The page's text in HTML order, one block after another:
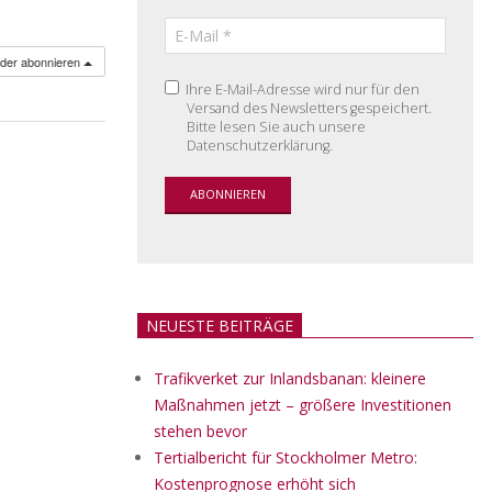
abonnieren
Ihre E-Mail-Adresse wird nur für den
Versand des Newsletters gespeichert.
Bitte lesen Sie auch unsere
Datenschutzerklärung.
NEUESTE BEITRÄGE
Trafikverket zur Inlandsbanan: kleinere
Maßnahmen jetzt – größere Investitionen
stehen bevor
Tertialbericht für Stockholmer Metro:
Kostenprognose erhöht sich